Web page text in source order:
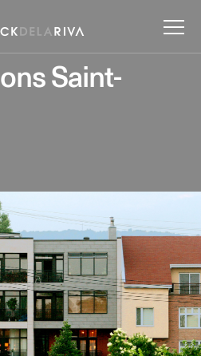
Saint-